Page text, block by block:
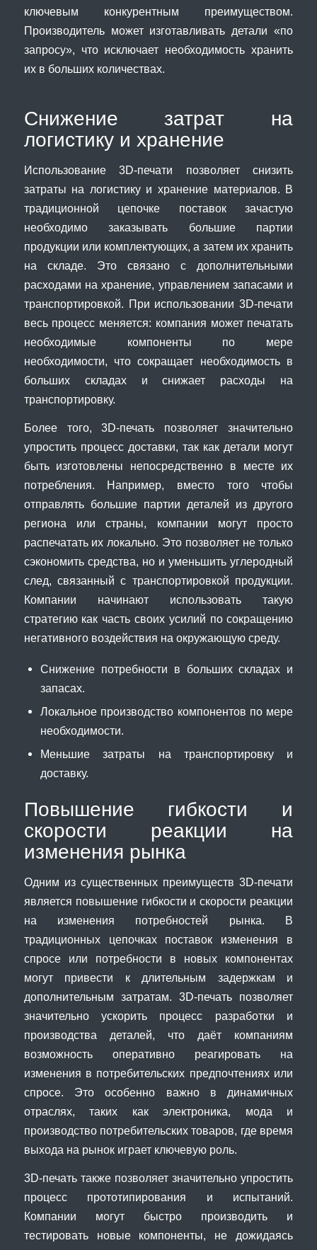
ключевым конкурентным преимуществом.
Производитель может изготавливать детали «по
запросу», что исключает необходимость хранить
их в больших количествах.
Снижение затрат на
логистику и хранение
Использование 3D-печати позволяет снизить
затраты на логистику и хранение материалов. В
традиционной цепочке поставок зачастую
необходимо заказывать большие партии
продукции или комплектующих, а затем их хранить
на складе. Это связано с дополнительными
расходами на хранение, управлением запасами и
транспортировкой. При использовании 3D-печати
весь процесс меняется: компания может печатать
необходимые компоненты по мере
необходимости, что сокращает необходимость в
больших складах и снижает расходы на
транспортировку.
Более того, 3D-печать позволяет значительно
упростить процесс доставки, так как детали могут
быть изготовлены непосредственно в месте их
потребления. Например, вместо того чтобы
отправлять большие партии деталей из другого
региона или страны, компании могут просто
распечатать их локально. Это позволяет не только
сэкономить средства, но и уменьшить углеродный
след, связанный с транспортировкой продукции.
Компании начинают использовать такую
стратегию как часть своих усилий по сокращению
негативного воздействия на окружающую среду.
Снижение потребности в больших складах и
запасах.
Локальное производство компонентов по мере
необходимости.
Меньшие затраты на транспортировку и
доставку.
Повышение гибкости и
скорости реакции на
изменения рынка
Одним из существенных преимуществ 3D-печати
является повышение гибкости и скорости реакции
на изменения потребностей рынка. В
традиционных цепочках поставок изменения в
спросе или потребности в новых компонентах
могут привести к длительным задержкам и
дополнительным затратам. 3D-печать позволяет
значительно ускорить процесс разработки и
производства деталей, что даёт компаниям
возможность оперативно реагировать на
изменения в потребительских предпочтениях или
спросе. Это особенно важно в динамичных
отраслях, таких как электроника, мода и
производство потребительских товаров, где время
выхода на рынок играет ключевую роль.
3D-печать также позволяет значительно упростить
процесс прототипирования и испытаний.
Компании могут быстро производить и
тестировать новые компоненты, не дожидаясь